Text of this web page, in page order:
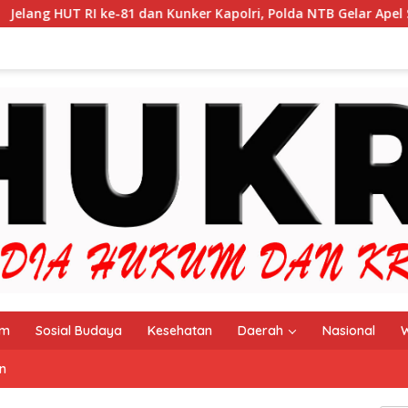
RI ke-81 dan Kunker Kapolri, Polda NTB Gelar Apel Siaga
Sosial Budaya Kesehatan Daerah Nasional